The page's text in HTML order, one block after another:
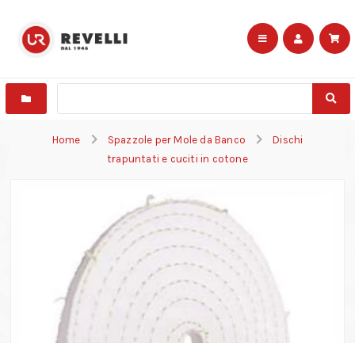
Home Spazzole per Mole da Banco
Dischi
trapuntati e cuciti in cotone